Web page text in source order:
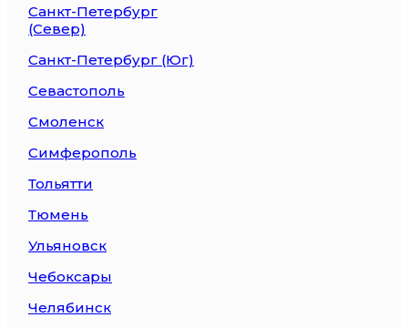
Санкт-Петербург
(Север)
Санкт-Петербург (Юг)
Севастополь
Смоленск
Симферополь
Тольятти
Тюмень
Ульяновск
Чебоксары
Челябинск